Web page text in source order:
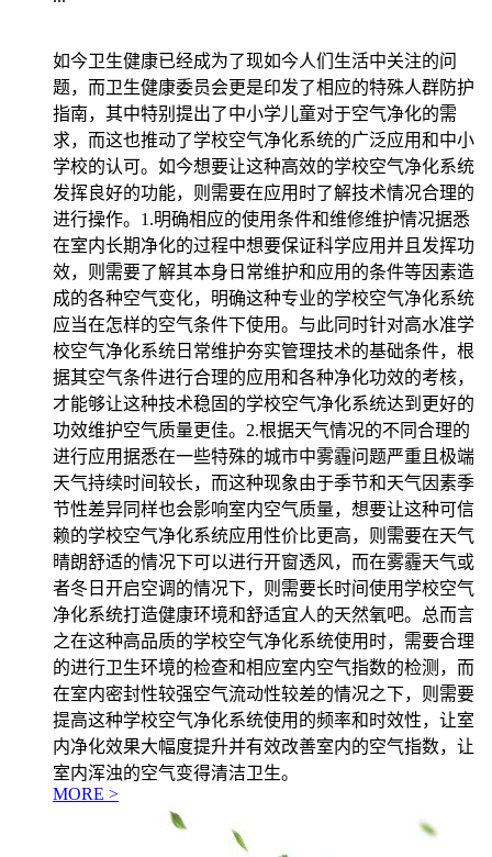
如今卫生健康已经成为了现如今人们生活中关注的问
题，而卫生健康委员会更是印发了相应的特殊人群防护
指南，其中特别提出了中小学儿童对于空气净化的需
求，而这也推动了学校空气净化系统的广泛应用和中小
学校的认可。如今想要让这种高效的学校空气净化系统
发挥良好的功能，则需要在应用时了解技术情况合理的
进行操作。1.明确相应的使用条件和维修维护情况据悉
在室内长期净化的过程中想要保证科学应用并且发挥功
效，则需要了解其本身日常维护和应用的条件等因素造
成的各种空气变化，明确这种专业的学校空气净化系统
应当在怎样的空气条件下使用。与此同时针对高水准学
校空气净化系统日常维护夯实管理技术的基础条件，根
据其空气条件进行合理的应用和各种净化功效的考核，
才能够让这种技术稳固的学校空气净化系统达到更好的
功效维护空气质量更佳。2.根据天气情况的不同合理的
进行应用据悉在一些特殊的城市中雾霾问题严重且极端
天气持续时间较长，而这种现象由于季节和天气因素季
节性差异同样也会影响室内空气质量，想要让这种可信
赖的学校空气净化系统应用性价比更高，则需要在天气
晴朗舒适的情况下可以进行开窗透风，而在雾霾天气或
者冬日开启空调的情况下，则需要长时间使用学校空气
净化系统打造健康环境和舒适宜人的天然氧吧。总而言
之在这种高品质的学校空气净化系统使用时，需要合理
的进行卫生环境的检查和相应室内空气指数的检测，而
在室内密封性较强空气流动性较差的情况之下，则需要
提高这种学校空气净化系统使用的频率和时效性，让室
内净化效果大幅度提升并有效改善室内的空气指数，让
室内浑浊的空气变得清洁卫生。
MORE >